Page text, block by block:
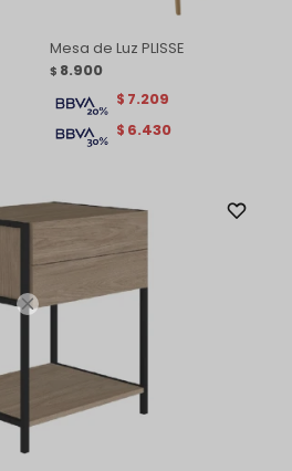

Mesa de Luz PLISSE
$ 8.900
$ 6.430
$ 7.209